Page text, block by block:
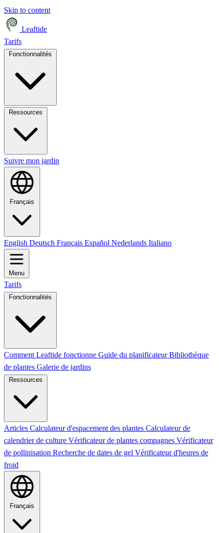
Skip to content
Leaftide
Tarifs
Suivre mon jardin
Français
English Deutsch Français Español Nederlands Italiano
Menu
Tarifs
Fonctionnalités
Comment Leaftide fonctionne Guide du planificateurBibliothèque
de plantes Galerie de jardins
Ressources
Articles Calculateur d'espacement des plantes Calculateur de
calendrier de culture Vérificateur de plantes compagnes Vérificateur
de pollinisation Recherche de dates de gel Vérificateur d'heures de
froid
Français